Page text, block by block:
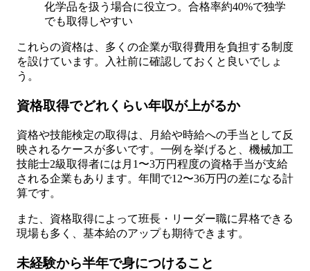
化学品を扱う場合に役立つ。合格率約40%で独学
でも取得しやすい
これらの資格は、多くの企業が取得費用を負担する制度
を設けています。入社前に確認しておくと良いでしょ
う。
資格取得でどれくらい年収が上がるか
資格や技能検定の取得は、月給や時給への手当として反
映されるケースが多いです。一例を挙げると、機械加工
技能士2級取得者には月1〜3万円程度の資格手当が支給
される企業もあります。年間で12〜36万円の差になる計
算です。
また、資格取得によって班長・リーダー職に昇格できる
現場も多く、基本給のアップも期待できます。
未経験から半年で身につけること